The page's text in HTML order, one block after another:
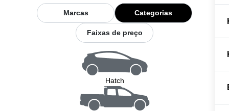
Marcas Categorias
Faixas de preço
Hatch